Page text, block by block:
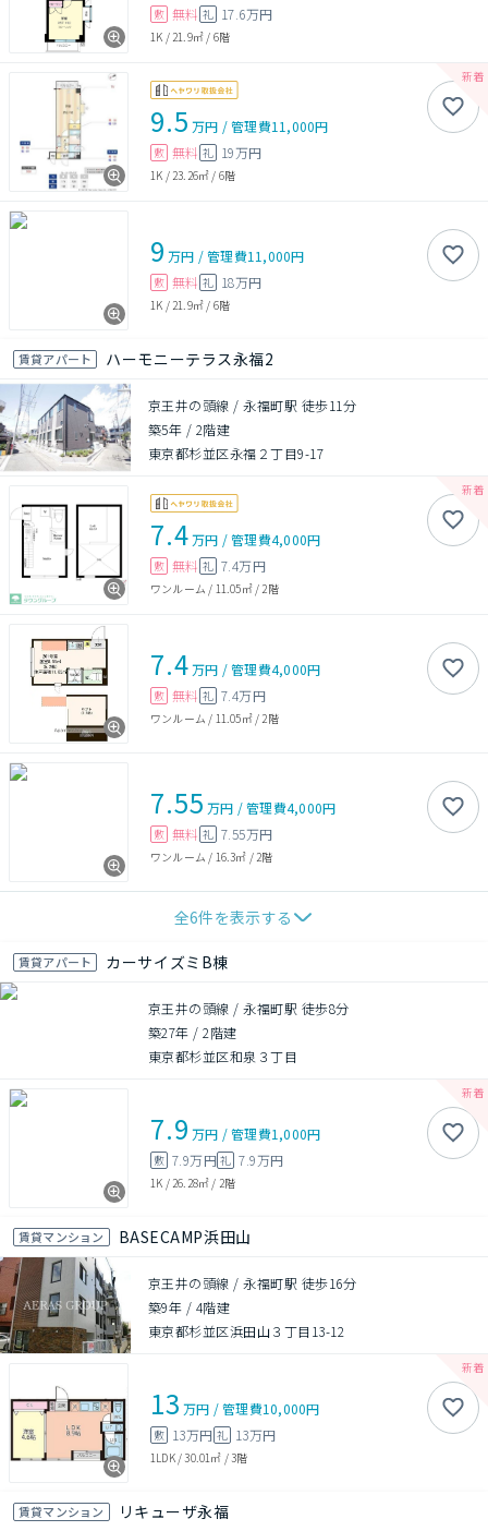
敷 無料 礼 17.6万円
1K /21.9㎡ / 6階
9.5 万円 /管理費11,000円
敷 無料 礼 19万円
1K /23.26㎡ / 6階
9 万円 /管理費11,000円
敷 無料 礼 18万円
1K / 21.9㎡ / 6階
賃貸アパート ハーモニーテラス永福2
京王井の頭線 / 永福町駅 徒歩11分
築5年 / 2階建
東京都杉並区永福２丁目9-17
7.4万円 /管理費4,000円
敷 無料 礼 7.4万円
ワンルーム / 11.05㎡/2階
7.4万円 /管理費4,000円
敷 無料 礼 7.4万円
ワンルーム / 11.05㎡/ 2階
7.55 万円 /管理費4,000円
敷 無料 礼 7.55万円
ワンルーム / 16.3㎡ / 2階
全6件を表示する
賃貸アパート カーサイズミB棟
京王井の頭線 / 永福町駅 徒歩8分
築27年 /2階建
東京都杉並区和泉３丁目
7.9 万円 /管理費1,000円
敷 7.9万円礼 7.9万円
1K / 26.28㎡ / 2階
賃貸マンション BASECAMP浜田山
京王井の頭線 / 永福町駅 徒歩16分
築9年 / 4階建
東京都杉並区浜田山３丁目13-12
13 万円 /管理費10,000円
敷 13万円 礼 13万円
1LDK/30.01㎡ /3階
賃貸マンション リキューザ永福